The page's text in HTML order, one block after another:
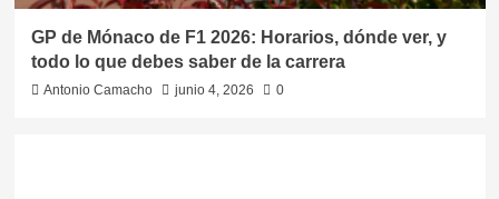
GP de Mónaco de F1 2026: Horarios, dónde ver, y
todo lo que debes saber de la carrera
Antonio Camacho junio 4, 2026 0